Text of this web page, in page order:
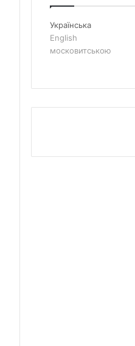
Українська
English
московитською